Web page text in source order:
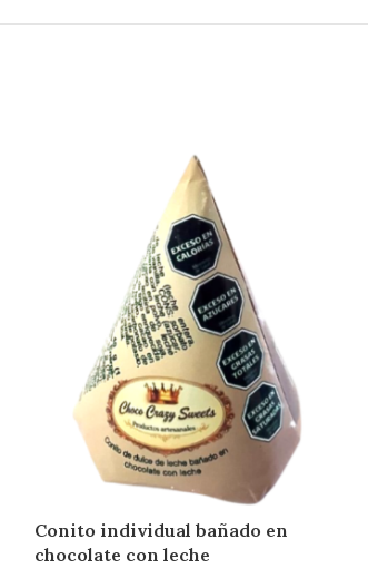
Conito individual bañado en
chocolate con leche